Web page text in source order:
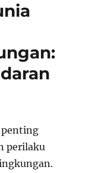
penting
perilaku